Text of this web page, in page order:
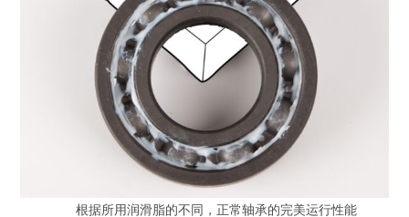
根据所用润滑脂的不同，正常轴承的完美运行性能